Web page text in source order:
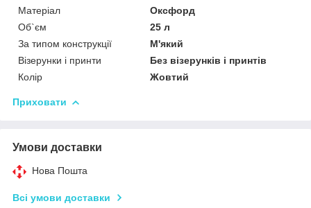
Матеріал
Оксфорд
Об`єм
25 л
За типом конструкції
М'який
Візерунки і принти
Без візерунків і принтів
Колір
Жовтий
Приховати
Умови доставки
Нова Пошта
Всі умови доставки